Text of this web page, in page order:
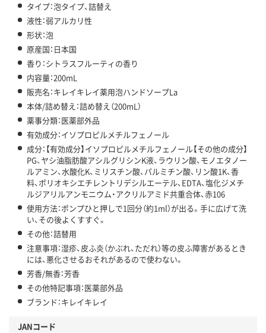
タイプ：泡タイプ、詰替え
液性：弱アルカリ性
形状：泡
原産国：日本国
香り：シトラスフルーティの香り
内容量：200mL
販売名：キレイキレイ薬用泡ハンドソープLa
本体/詰め替え：詰め替え（200mL）
薬事分類：医薬部外品
有効成分：イソプロピルメチルフェノール
成分：【有効成分】イソプロピルメチルフェノール【その他の成分】
PG、ヤシ油脂肪酸アシルグリシンK液、ラウリン酸、モノエタノー
ルアミン、水酸化K、ミリスチン酸、パルミチン酸、リン酸1K、香
料、ポリオキシエチレントリデシルエーテル、EDTA、塩化ジメチ
ルジアリルアンモニウム・アクリルアミド共重合体、赤106
使用方法：ポンプひと押しで1回分（約1ml）が出る。手に広げて洗
い、その後よくすすぐ。
その他：詰替用
注意事項：湿疹、皮ふ炎（かぶれ、ただれ）等の皮ふ障害があるとき
には、悪化させるおそれがあるので使わない。
芳香/無香：芳香
その他特記事項：医薬部外品
ブランド：キレイキレイ
JANコード